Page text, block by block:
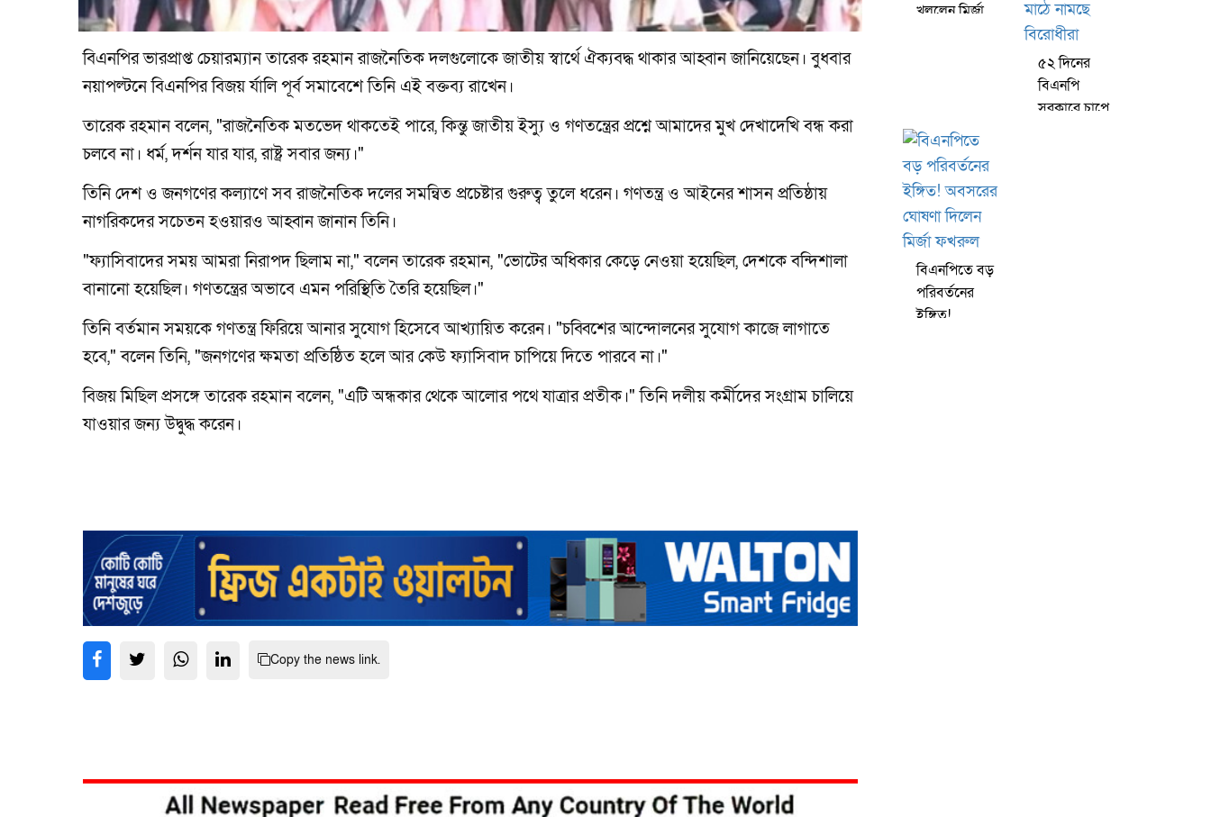
বিএনপির ভারপ্রাপ্ত চেয়ারম্যান তারেক রহমান রাজনৈতিক দলগুলোকে জাতীয় স্বার্থে ঐক্যবদ্ধ থাকার আহ্বান জানিয়েছেন। বুধবার
নয়াপল্টনে বিএনপির বিজয় র্যালি পূর্ব সমাবেশে তিনি এই বক্তব্য রাখেন।
তারেক রহমান বলেন, "রাজনৈতিক মতভেদ থাকতেই পারে, কিন্তু জাতীয় ইস্যু ও গণতন্ত্রের প্রশ্নে আমাদের মুখ দেখাদেখি বন্ধ করা
চলবে না। ধর্ম, দর্শন যার যার, রাষ্ট্র সবার জন্য।"
তিনি দেশ ও জনগণের কল্যাণে সব রাজনৈতিক দলের সমন্বিত প্রচেষ্টার গুরুত্ব তুলে ধরেন। গণতন্ত্র ও আইনের শাসন প্রতিষ্ঠায়
নাগরিকদের সচেতন হওয়ারও আহ্বান জানান তিনি।
"ফ্যাসিবাদের সময় আমরা নিরাপদ ছিলাম না," বলেন তারেক রহমান, "ভোটের অধিকার কেড়ে নেওয়া হয়েছিল, দেশকে বন্দিশালা
বানানো হয়েছিল। গণতন্ত্রের অভাবে এমন পরিস্থিতি তৈরি হয়েছিল।"
তিনি বর্তমান সময়কে গণতন্ত্র ফিরিয়ে আনার সুযোগ হিসেবে আখ্যায়িত করেন। "চব্বিশের আন্দোলনের সুযোগ কাজে লাগাতে
হবে," বলেন তিনি, "জনগণের ক্ষমতা প্রতিষ্ঠিত হলে আর কেউ ফ্যাসিবাদ চাপিয়ে দিতে পারবে না।"
বিজয় মিছিল প্রসঙ্গে তারেক রহমান বলেন, "এটি অন্ধকার থেকে আলোর পথে যাত্রার প্রতীক।" তিনি দলীয় কর্মীদের সংগ্রাম চালিয়ে
যাওয়ার জন্য উদ্বুদ্ধ করেন।
Copy the news link.
খুললেন মির্জা
৫২ দিনের
বিএনপি
সরকারে চাপে
বিএনপিতে বড়
পরিবর্তনের
ইঙ্গিত!